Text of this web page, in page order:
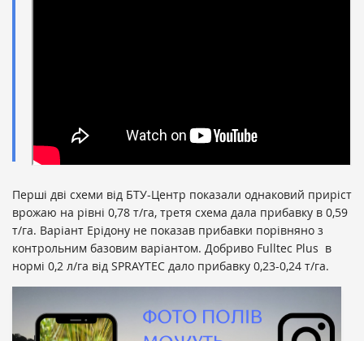
Перші дві схеми від БТУ-Центр показали однаковий приріст
врожаю на рівні 0,78 т/га, третя схема дала прибавку в 0,59
т/га. Варіант Ерідону не показав прибавки порівняно з
контрольним базовим варіантом. Добриво Fulltec Plus в
нормі 0,2 л/га від SPRAYTEC дало прибавку 0,23-0,24 т/га.